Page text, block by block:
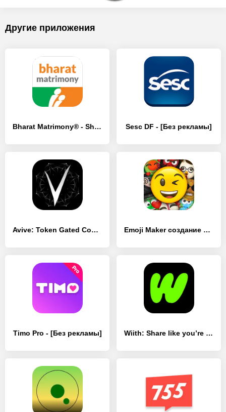
Другие приложения
Bharat Matrimony® - Shaadi App - [Без рекламы] Sesc DF - [Без рекламы]
Avive: Token Gated Community - [Без рекламы] Emoji Maker создание стикеров - [Без рекламы]
Timo Pro - [Без рекламы] Wiith: Share like you’re there - [Без рекламы]